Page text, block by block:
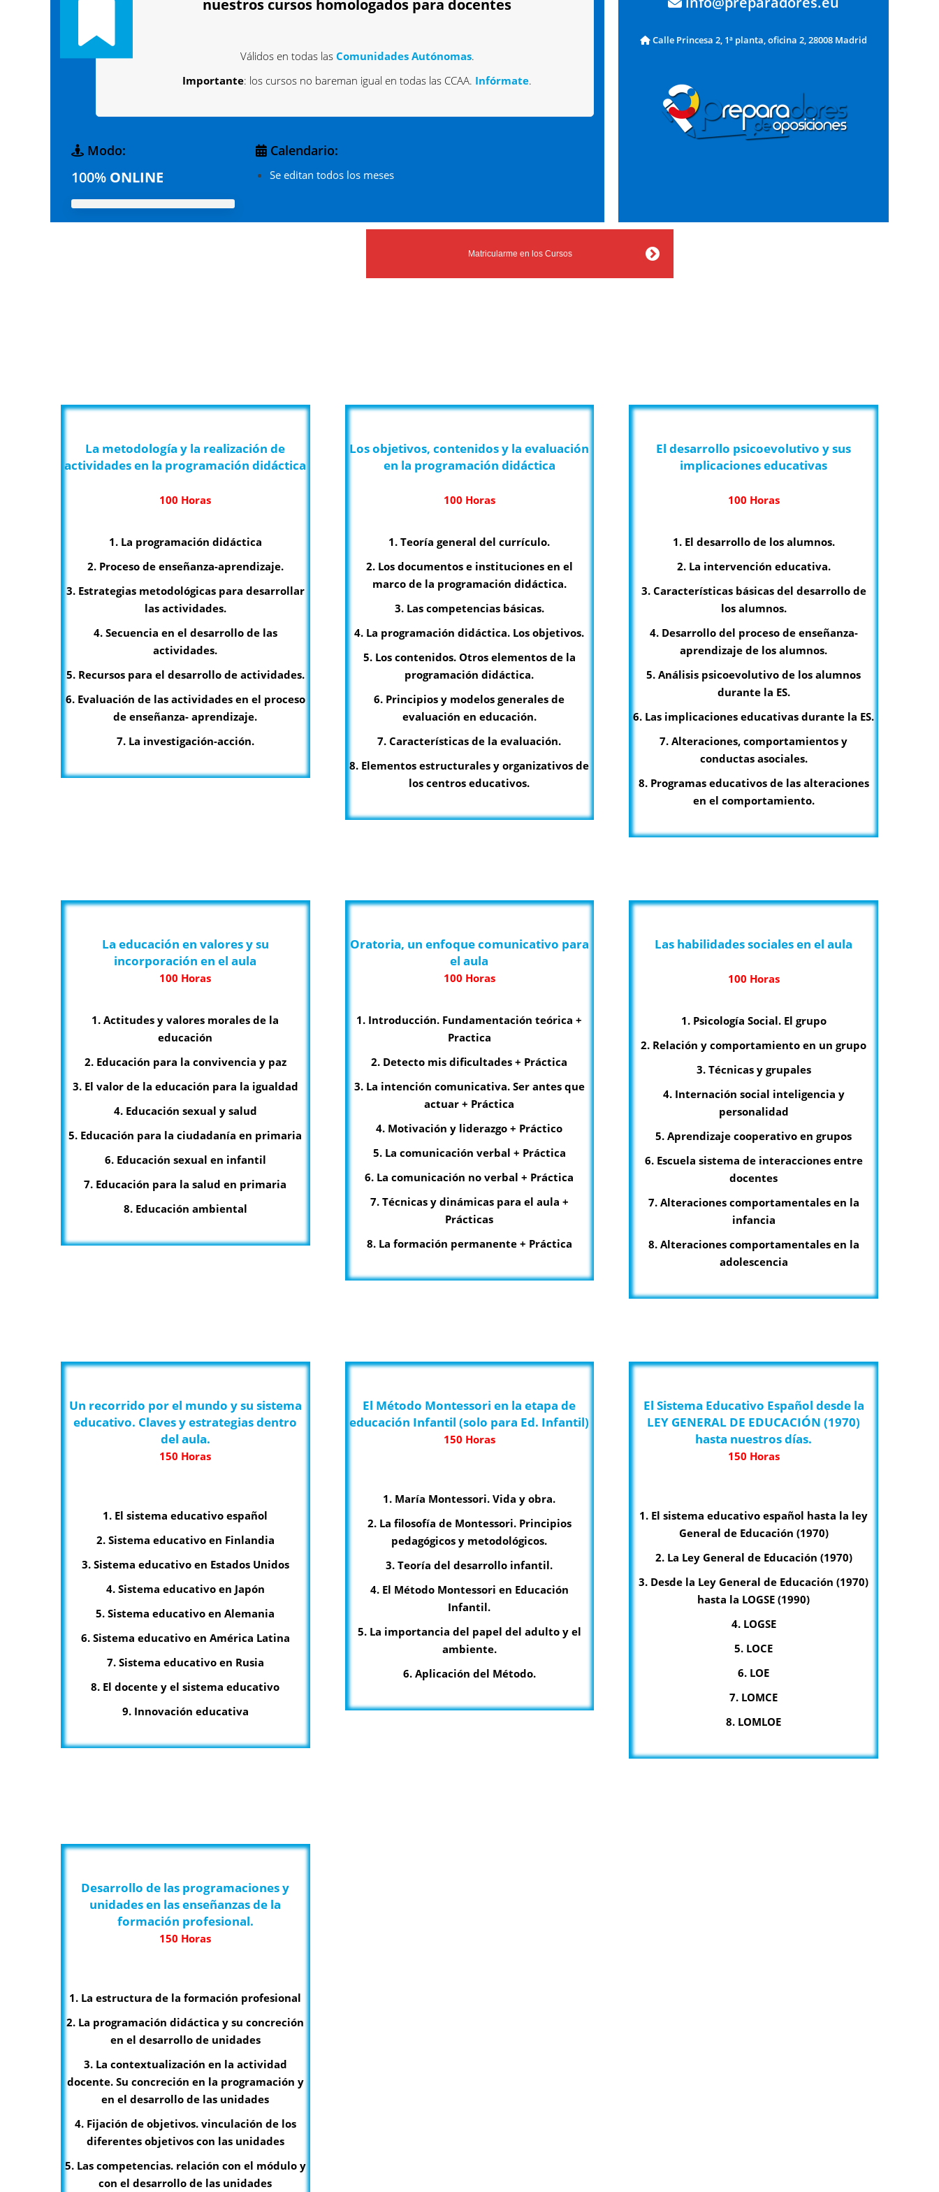
nuestros cursos homologados para docentes
Válidos en todas las Comunidades Autónomas.
Importante: los cursos no bareman igual en todas las CCAA. Infórmate.
Modo:
100% ONLINE
Calendario:
Se editan todos los meses
Calle Princesa 2, 1ª planta, oficina 2, 28008 Madrid
Matricularme en los Cursos
La metodología y la realización de
actividades en la programación didáctica
100 Horas
1. La programación didáctica
2. Proceso de enseñanza-aprendizaje.
3. Estrategias metodológicas para desarrollar
las actividades.
4. Secuencia en el desarrollo de las
actividades.
5. Recursos para el desarrollo de actividades.
6. Evaluación de las actividades en el proceso
de enseñanza- aprendizaje.
7. La investigación-acción.
Los objetivos, contenidos y la evaluación
en la programación didáctica
100 Horas
1. Teoría general del currículo.
2. Los documentos e instituciones en el
marco de la programación didáctica.
3. Las competencias básicas.
4. La programación didáctica. Los objetivos.
5. Los contenidos. Otros elementos de la
programación didáctica.
6. Principios y modelos generales de
evaluación en educación.
7. Características de la evaluación.
8. Elementos estructurales y organizativos de
los centros educativos.
El desarrollo psicoevolutivo y sus
implicaciones educativas
100 Horas
1. El desarrollo de los alumnos.
2. La intervención educativa.
3. Características básicas del desarrollo de
los alumnos.
4. Desarrollo del proceso de enseñanza-
aprendizaje de los alumnos.
5. Análisis psicoevolutivo de los alumnos
durante la ES.
6. Las implicaciones educativas durante la ES.
7. Alteraciones, comportamientos y
conductas asociales.
8. Programas educativos de las alteraciones
en el comportamiento.
La educación en valores y su
incorporación en el aula
100 Horas
1. Actitudes y valores morales de la
educación
2. Educación para la convivencia y paz
3. El valor de la educación para la igualdad
4. Educación sexual y salud
5. Educación para la ciudadanía en primaria
6. Educación sexual en infantil
7. Educación para la salud en primaria
8. Educación ambiental
Oratoria, un enfoque comunicativo para
el aula
100 Horas
1. Introducción. Fundamentación teórica +
Practica
2. Detecto mis dificultades + Práctica
3. La intención comunicativa. Ser antes que
actuar + Práctica
4. Motivación y liderazgo + Práctico
5. La comunicación verbal + Práctica
6. La comunicación no verbal + Práctica
7. Técnicas y dinámicas para el aula +
Prácticas
8. La formación permanente + Práctica
Las habilidades sociales en el aula
100 Horas
1. Psicología Social. El grupo
2. Relación y comportamiento en un grupo
3. Técnicas y grupales
4. Internación social inteligencia y
personalidad
5. Aprendizaje cooperativo en grupos
6. Escuela sistema de interacciones entre
docentes
7. Alteraciones comportamentales en la
infancia
8. Alteraciones comportamentales en la
adolescencia
Un recorrido por el mundo y su sistema
educativo. Claves y estrategias dentro
del aula.
150 Horas
1. El sistema educativo español
2. Sistema educativo en Finlandia
3. Sistema educativo en Estados Unidos
4. Sistema educativo en Japón
5. Sistema educativo en Alemania
6. Sistema educativo en América Latina
7. Sistema educativo en Rusia
8. El docente y el sistema educativo
9. Innovación educativa
El Método Montessori en la etapa de
educación Infantil (solo para Ed. Infantil)
150 Horas
1. María Montessori. Vida y obra.
2. La filosofía de Montessori. Principios
pedagógicos y metodológicos.
3. Teoría del desarrollo infantil.
4. El Método Montessori en Educación
Infantil.
5. La importancia del papel del adulto y el
ambiente.
6. Aplicación del Método.
El Sistema Educativo Español desde la
LEY GENERAL DE EDUCACIÓN (1970)
hasta nuestros días.
150 Horas
1. El sistema educativo español hasta la ley
General de Educación (1970)
2. La Ley General de Educación (1970)
3. Desde la Ley General de Educación (1970)
hasta la LOGSE (1990)
4. LOGSE
5. LOCE
6. LOE
7. LOMCE
8. LOMLOE
Desarrollo de las programaciones y
unidades en las enseñanzas de la
formación profesional.
150 Horas
1. La estructura de la formación profesional
2. La programación didáctica y su concreción
en el desarrollo de unidades
3. La contextualización en la actividad
docente. Su concreción en la programación y
en el desarrollo de las unidades
4. Fijación de objetivos. vinculación de los
diferentes objetivos con las unidades
5. Las competencias. relación con el módulo y
con el desarrollo de las unidades